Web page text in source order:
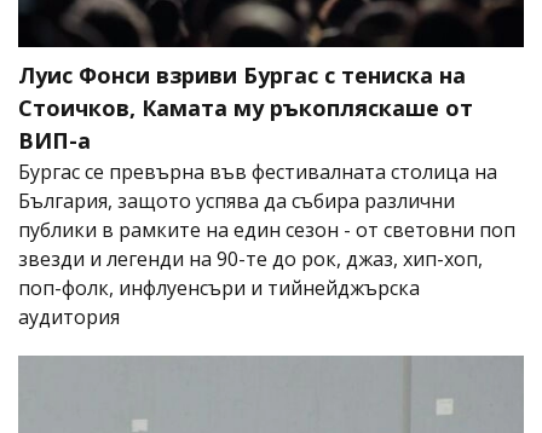
Луис Фонси взриви Бургас с тениска на
Стоичков, Камата му ръкопляскаше от
ВИП-а
Бургас се превърна във фестивалната столица на
България, защото успява да събира различни
публики в рамките на един сезон - от световни поп
звезди и легенди на 90-те до рок, джаз, хип-хоп,
поп-фолк, инфлуенсъри и тийнейджърска
аудитория